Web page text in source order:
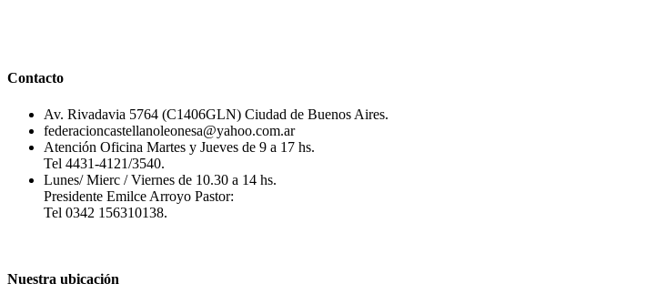
Contacto
Av. Rivadavia 5764 (C1406GLN) Ciudad de Buenos Aires.
federacioncastellanoleonesa@yahoo.com.ar
Atención Oficina Martes y Jueves de 9 a 17 hs.
Tel 4431-4121/3540.
Lunes/ Mierc / Viernes de 10.30 a 14 hs.
Presidente Emilce Arroyo Pastor:
Tel 0342 156310138.
Nuestra ubicación